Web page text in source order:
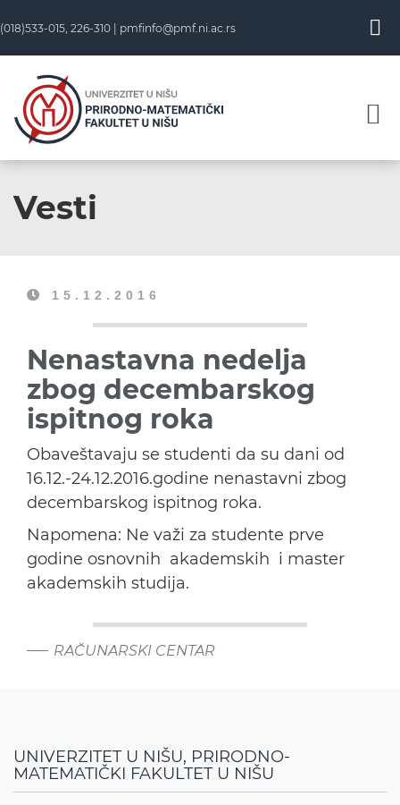
(018)533-015, 226-310 | pmfinfo@pmf.ni.ac.rs
Vesti
15.12.2016
Nenastavna nedelja
zbog decembarskog
ispitnog roka
Obaveštavaju se studenti da su dani od
16.12.-24.12.2016.godine nenastavni zbog
decembarskog ispitnog roka.
Napomena: Ne važi za studente prve
godine osnovnih akademskih i master
akademskih studija.
RAČUNARSKI CENTAR
UNIVERZITET U NIŠU, PRIRODNO-
MATEMATIČKI FAKULTET U NIŠU